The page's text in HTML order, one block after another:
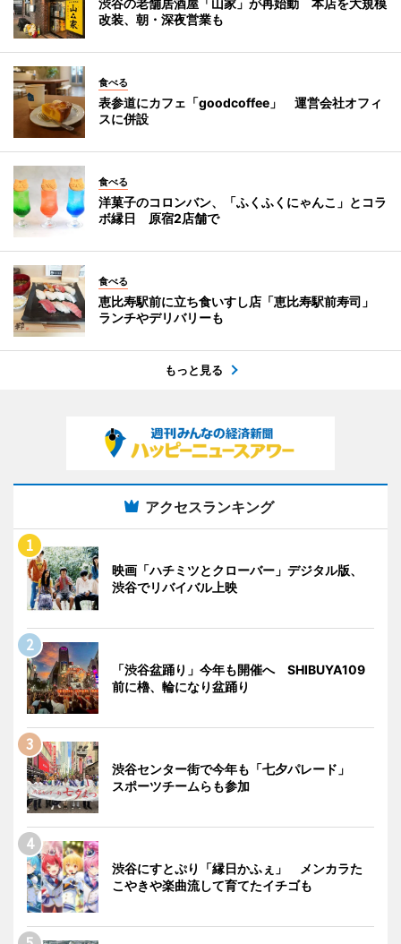
改装、朝・深夜営業も
食べる
表参道にカフェ「goodcoffee」 運営会社オフィ
スに併設
食べる
洋菓子のコロンバン、「ふくふくにゃんこ」とコラ
ボ縁日 原宿2店舗で
食べる
恵比寿駅前に立ち食いすし店「恵比寿駅前寿司」
ランチやデリバリーも
もっと見る
アクセスランキング
映画「ハチミツとクローバー」デジタル版、
渋谷でリバイバル上映
「渋谷盆踊り」今年も開催へ SHIBUYA109
前に櫓、輪になり盆踊り
渋谷センター街で今年も「七夕パレード」
スポーツチームらも参加
渋谷にすとぷり「縁日かふぇ」 メンカラた
こやきや楽曲流して育てたイチゴも